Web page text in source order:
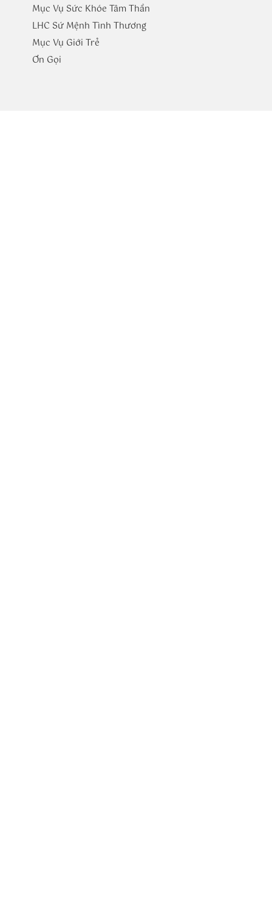
Mục Vụ Sức Khóe Tâm Thần
LHC Sứ Mệnh Tình Thương
Mục Vụ Giới Trẻ
​Ơn Gọi